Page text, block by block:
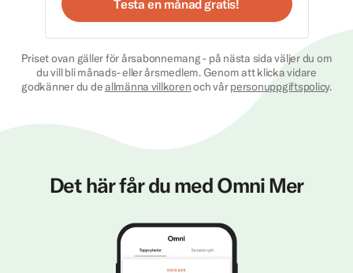
Testa en månad gratis!
Priset ovan gäller för årsabonnemang - på nästa sida väljer du om
du vill bli månads- eller årsmedlem. Genom att klicka vidare
godkänner du deallmänna villkorenoch vårpersonuppgiftspolicy.
Det här får du med Omni Mer